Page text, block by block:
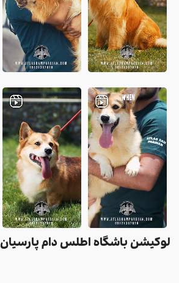
لوکیشن باشگاه اطلس دام پارسیان